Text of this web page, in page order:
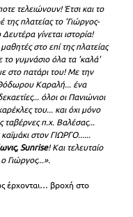
τελειώνουν! Έτσι και το
πλατείας το 'Γιώργος-
γίνεται ιστορία!
στο επί της πλατείας
το γυμνάσιο όλα τα 'καλά'
στο πατάρι του! Με την
Καραλή... ένα
όλοι οι Πανιώνιοι
του... και όχι μόνο
ταβέρνες π.χ. Βαλέσας...
στον ΓΙΩΡΓΟ......
Sunrise! Και τελευταίο
Γιώργος...».
έρχονται… βροχή στο